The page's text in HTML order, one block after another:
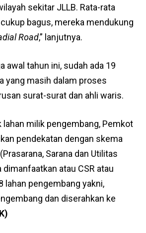
sekitar JLLB. Rata-rata
bagus, mereka mendukung
Road,” lanjutnya.
awal tahun ini, sudah ada 19
yang masih dalam proses
surat-surat dan ahli waris.
lahan milik pengembang, Pemkot
pendekatan dengan skema
Sarana dan Utilitas
atau CSR atau
lahan pengembang yakni,
dan diserahkan ke